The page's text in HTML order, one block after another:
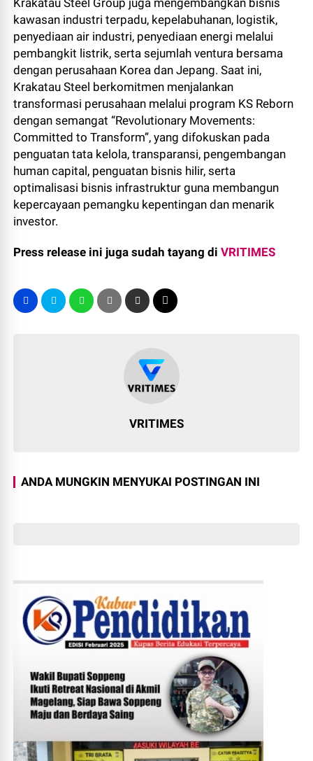
Krakatau Steel Group juga mengembangkan bisnis
kawasan industri terpadu, kepelabuhanan, logistik,
penyediaan air industri, penyediaan energi melalui
pembangkit listrik, serta sejumlah ventura bersama
dengan perusahaan Korea dan Jepang. Saat ini,
Krakatau Steel berkomitmen menjalankan
transformasi perusahaan melalui program KS Reborn
dengan semangat “Revolutionary Movements:
Committed to Transform”, yang difokuskan pada
penguatan tata kelola, transparansi, pengembangan
human capital, penguatan bisnis hilir, serta
optimalisasi bisnis infrastruktur guna membangun
kepercayaan pemangku kepentingan dan menarik
investor.
Press release ini juga sudah tayang diVRITIMES
VRITIMES
ANDA MUNGKIN MENYUKAI POSTINGAN INI